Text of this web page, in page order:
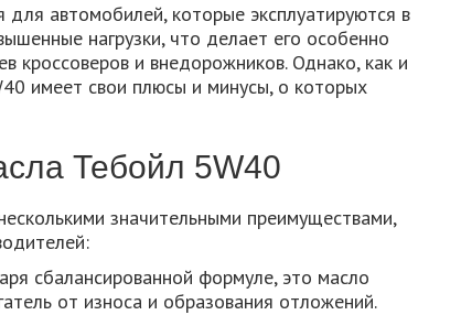
автомобилей, которые эксплуатируются в
нагрузки, что делает его особенно
кроссоверов и внедорожников. Однако, как и
имеет свои плюсы и минусы, о которых
Тебойл 5W40
значительными преимуществами,
сбалансированной формуле, это масло
от износа и образования отложений.